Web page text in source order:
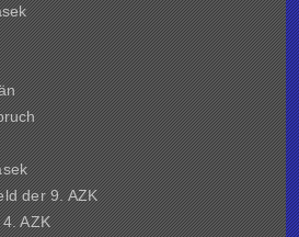
der 9. AZK
4. AZK